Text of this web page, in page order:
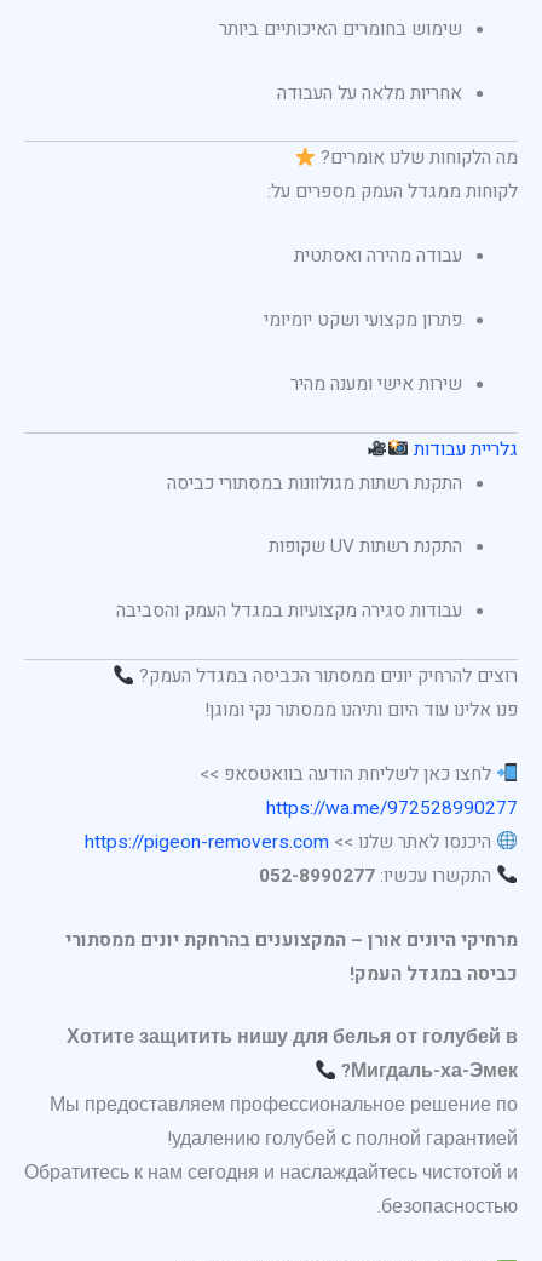
שימוש בחומרים האיכותיים ביותר
אחריות מלאה על העבודה
מה הלקוחות שלנו אומרים?
לקוחות ממגדל העמק מספרים על:
עבודה מהירה ואסתטית
פתרון מקצועי ושקט יומיומי
שירות אישי ומענה מהיר
גלריית עבודות
התקנת רשתות מגולוונות במסתורי כביסה
התקנת רשתות UV שקופות
עבודות סגירה מקצועיות במגדל העמק והסביבה
רוצים להרחיק יונים ממסתור הכביסה במגדל העמק?
פנו אלינו עוד היום ותיהנו ממסתור נקי ומוגן!
לחצו כאן לשליחת הודעה בוואטסאפ >>
https://wa.me/972528990277
היכנסו לאתר שלנו >> https://pigeon-removers.com
התקשרו עכשיו: 052-8990277
מרחיקי היונים אורן – המקצוענים בהרחקת יונים ממסתורי
כביסה במגדל העמק!
Хотите защитить нишу для белья от голубей в
Мигдаль-ха-Эмек?
Мы предоставляем профессиональное решение по
удалению голубей с полной гарантией!
Обратитесь к нам сегодня и наслаждайтесь чистотой и
безопасностью.